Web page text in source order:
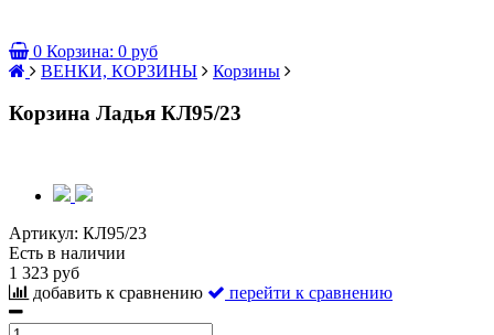
0 Корзина: 0 руб
ВЕНКИ, КОРЗИНЫ
Корзины
Корзина Ладья КЛ95/23
Артикул: КЛ95/23
Есть в наличии
1 323 руб
добавить к сравнению
перейти к сравнению